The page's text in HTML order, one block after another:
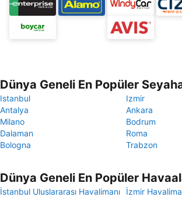
Dünya Geneli En Popüler
Istanbul
Izmir
Antalya
Ankara
Milano
Bodrum
Dalaman
Roma
Bologna
Trabzon
Dünya Geneli En Popüler
İstanbul Uluslararası Havalimanı
İzmir